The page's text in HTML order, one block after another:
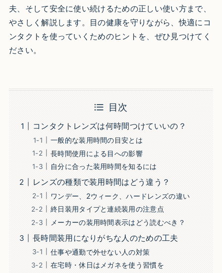
夫、そして安全に使い続けるための正しい使い方まで、
やさしく解説します。目の健康を守りながら、快適にコ
ンタクトを使っていくためのヒントを、ぜひ見つけてく
ださい。
目次
コンタクトレンズは何時間つけていいの？
一般的な装用時間の目安とは
長時間使用による目への影響
自分に合った装用時間を知るには
レンズの種類で装用時間はどう違う？
ワンデー、2ウィーク、ハードレンズの違い
終日装用タイプと連続装用の注意点
メーカーの装用時間表示はどう読むべき？
長時間装用になりがちな人のための工夫
仕事や通勤で外せない人の対策
在宅時・休日はメガネを使う習慣を